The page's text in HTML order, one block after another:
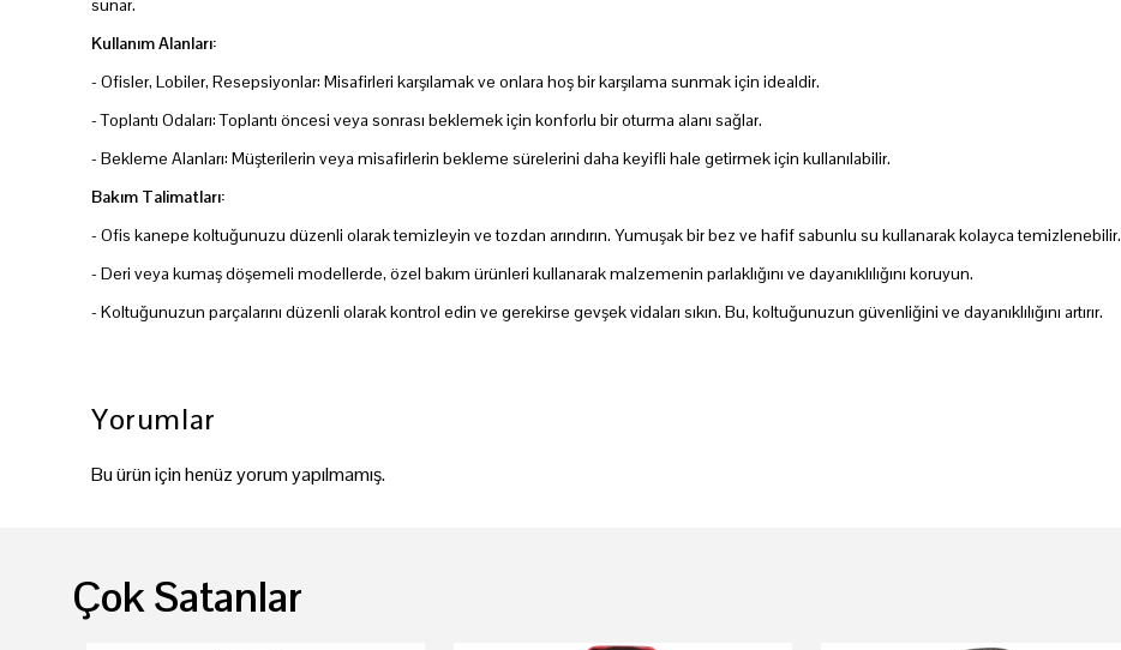
sunar.
Kullanım Alanları:
- Ofisler, Lobiler, Resepsiyonlar: Misafirleri karşılamak ve onlara hoş bir karşılama sunmak için idealdir.
- Toplantı Odaları: Toplantı öncesi veya sonrası beklemek için konforlu bir oturma alanı sağlar.
- Bekleme Alanları: Müşterilerin veya misafirlerin bekleme sürelerini daha keyifli hale getirmek için kullanılabilir.
Bakım Talimatları:
- Ofis kanepe koltuğunuzu düzenli olarak temizleyin ve tozdan arındırın. Yumuşak bir bez ve hafif sabunlu su kullanarak kolayca temizlenebilir.
- Deri veya kumaş döşemeli modellerde, özel bakım ürünleri kullanarak malzemenin parlaklığını ve dayanıklılığını koruyun.
- Koltuğunuzun parçalarını düzenli olarak kontrol edin ve gerekirse gevşek vidaları sıkın. Bu, koltuğunuzun güvenliğini ve dayanıklılığını artırır.
Yorumlar
Bu ürün için henüz yorum yapılmamış.
Çok Satanlar